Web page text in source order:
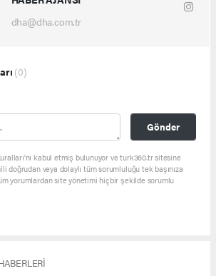
dha@dha.com.tr
(0)
Gönder
kabul etmiş bulunuyor ve turk360.tr sitesine
doğrudan veya dolaylı tüm sorumluluğu tek başınıza
yorumlardan site yönetimi hiçbir şekilde sorumlu